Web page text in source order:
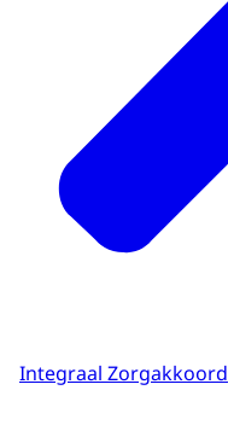
Integraal Zorgakkoord